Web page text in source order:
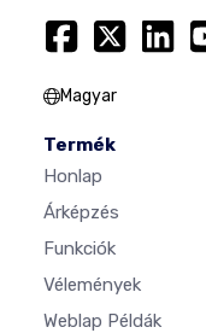
Magyar
Termék
Honlap
Árképzés
Funkciók
Vélemények
Weblap Példák